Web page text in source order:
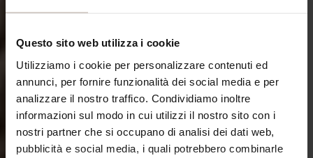
Questo sito web utilizza i cookie
Utilizziamo i cookie per personalizzare contenuti ed
annunci, per fornire funzionalità dei social media e per
analizzare il nostro traffico. Condividiamo inoltre
informazioni sul modo in cui utilizzi il nostro sito con i
nostri partner che si occupano di analisi dei dati web,
pubblicità e social media, i quali potrebbero combinarle